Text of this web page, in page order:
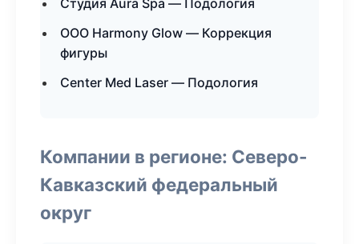
Студия Aura Spa — Подология
ООО Harmony Glow — Коррекция
фигуры
Center Med Laser — Подология
Компании в регионе: Северо-
Кавказский федеральный
округ